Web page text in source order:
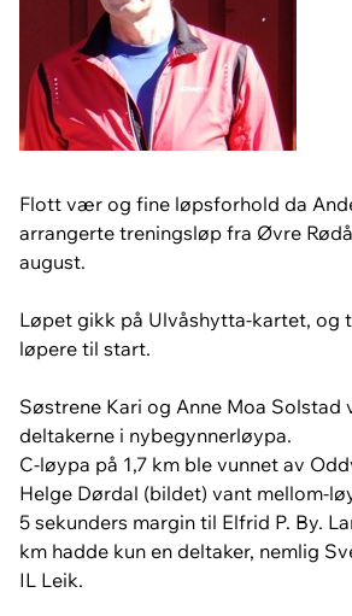
Flott vær og fine løpsforhold da
arrangerte treningsløp fra Øvre
august.
Løpet gikk på Ulvåshytta-kartet, og
løpere til start.
Søstrene Kari og Anne Moa Solstad
deltakerne i nybegynnerløypa.
C-løypa på 1,7 km ble vunnet av
Helge Dørdal (bildet) vant mellom-
5 sekunders margin til Elfrid P. By.
km hadde kun en deltaker, nemlig
IL Leik.